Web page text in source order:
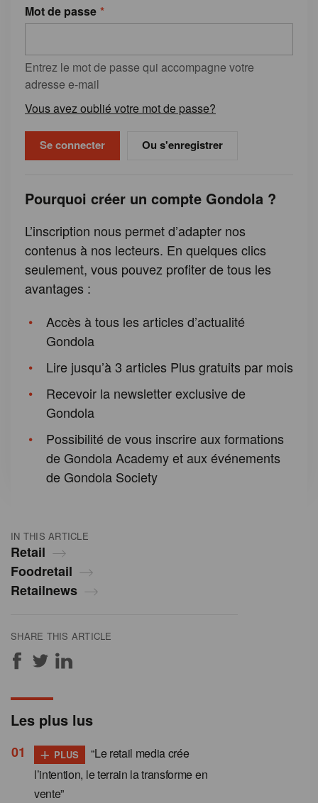
IN THIS ARTICLE
Retail
Foodretail
Retailnews
SHARE THIS ARTICLE
Mot de passe
Entrez le mot de passe qui accompagne votre
adresse e-mail
Vous avez oublié votre mot de passe?
Ou s'enregistrer
Pourquoi créer un compte Gondola ?
L’inscription nous permet d’adapter nos
contenus à nos lecteurs. En quelques clics
seulement, vous pouvez profiter de tous les
avantages :
Accès à tous les articles d’actualité
Gondola
Lire jusqu’à 3 articles Plus gratuits par mois
Recevoir la newsletter exclusive de
Gondola
Possibilité de vous inscrire aux formations
de Gondola Academy et aux événements
de Gondola Society
Les plus lus
+ PLUS
“Le retail media crée
l’intention, le terrain la transforme en
vente”